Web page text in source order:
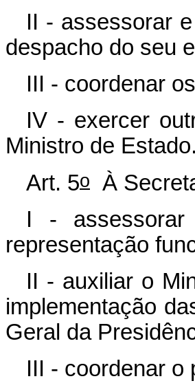
II - assessorar
despacho do seu
III - coordenar
IV - exercer
Ministro de Estado.
Art. 5o
À
I -
representação
II - auxiliar o
implementação
Geral da
III - coordenar o